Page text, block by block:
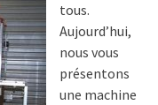
tous.
Aujourd’hui,
nous vous
présentons
une machine